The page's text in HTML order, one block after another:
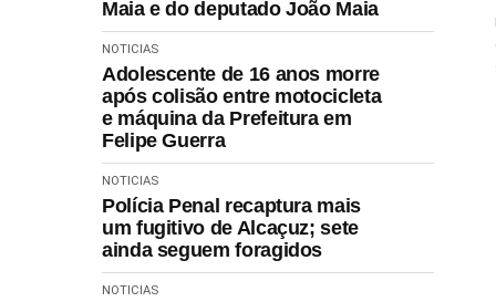
Maia e do deputado João Maia
NOTICIAS
Adolescente de 16 anos morre
após colisão entre motocicleta
e máquina da Prefeitura em
Felipe Guerra
NOTICIAS
Polícia Penal recaptura mais
um fugitivo de Alcaçuz; sete
ainda seguem foragidos
NOTICIAS